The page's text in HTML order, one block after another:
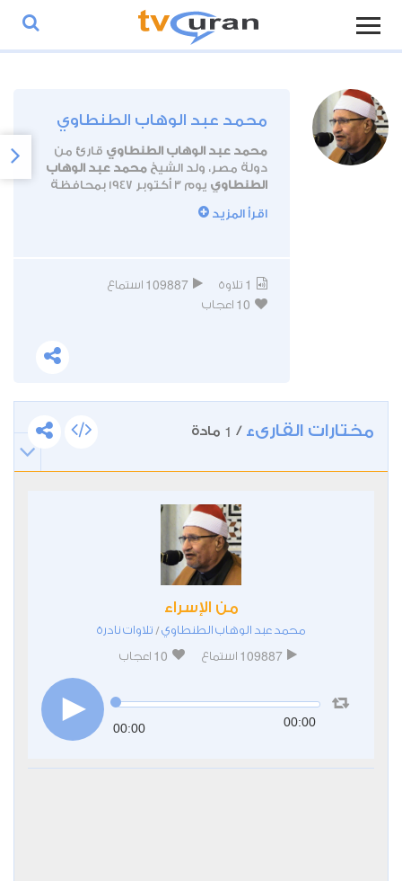
محمد عبد الوهاب الطنطاوي
محمد عبد الوهاب الطنطاوي قارئ من
دولة مصر، ولد الشيخ محمد عبد الوهاب
الطنطاوي
يوم 3 أكتوبر 1947 بمحافظة
بدأ القارئ محمد عبد الوهاب الطنطاوي
تخرجه.
توفي الشيخ
اقرأ المزيد
1 تلاوة 109887 استماع
10 اعجاب
مختارات القارىء /
1 مادة
من الإسراء
محمد عبد الوهاب الطنطاوي/ تلاوات نادرة
109887 استماع 10 اعجاب
00:00 00:00